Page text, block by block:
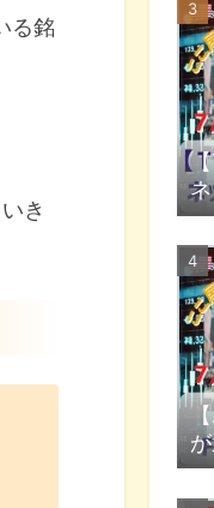
る銘
き